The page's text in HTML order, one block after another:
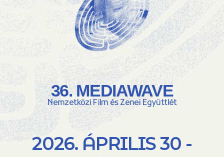
36. MEDIAWAVE
Nemzetközi Film és Zenei Együttlét
2026. ÁPRILIS 30 -